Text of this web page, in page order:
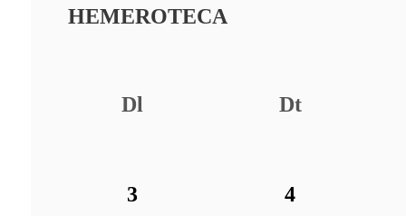
HEMEROTECA
Dl Dt
3 4